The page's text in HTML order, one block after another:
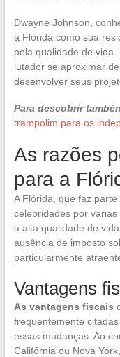
Dwayne Johnson,
a Flórida como sua
pela qualidade de
lutador se aproximar
desenvolver seus
Para descobrir
trampolim para os
As razões
para a
A Flórida, que faz
celebridades por
a alta qualidade de
ausência de imposto
particularmente
Vantagens
As vantagens fiscais
frequentemente
essas mudanças. Ao
Califórnia ou Nova